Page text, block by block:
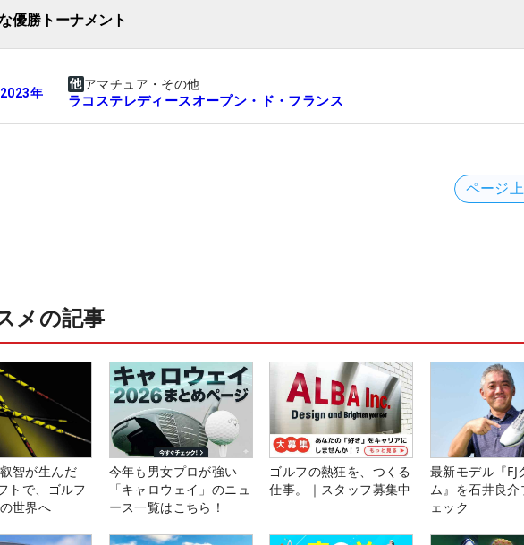
優勝トーナメント
2023年
アマチュア・その他
ラコステレディースオープン・ド・フランス
ページ
メの記事
智が生んだ
トで、ゴルフ
世界へ
今年も男女プロが強い
「キャロウェイ」のニュ
ース一覧はこちら！
ゴルフの熱狂を、つくる
仕事。｜スタッフ募集中
最新モデル『FJ
ム』を石井良
ェック